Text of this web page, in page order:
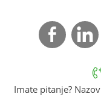
Imate pitanje?